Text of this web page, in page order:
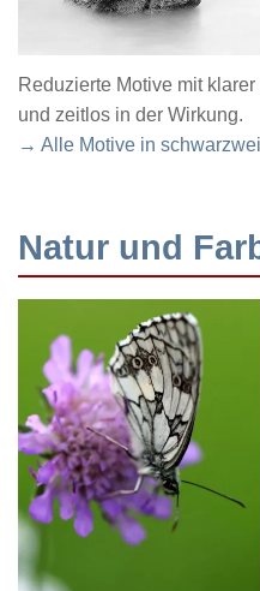
Reduzierte Motive mit
und zeitlos in der Wirkung.
→ Alle Motive in
Natur und